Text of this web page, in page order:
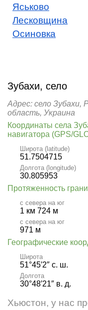
Яськово
Лесковщина
Осиновка
Зубахи, село
Адрес: село Зубахи,
область, Украина
Координаты села
навигатора (GPS/
Широта (latitude)
51.7504715
Долгота (longitude)
30.805953
Протяженность
с севера на юг
1 км 724 м
с севера на юг
971 м
Географические
Широта
51°45′2″ с. ш.
Долгота
30°48′21″ в. д.
Хьюстон, у нас